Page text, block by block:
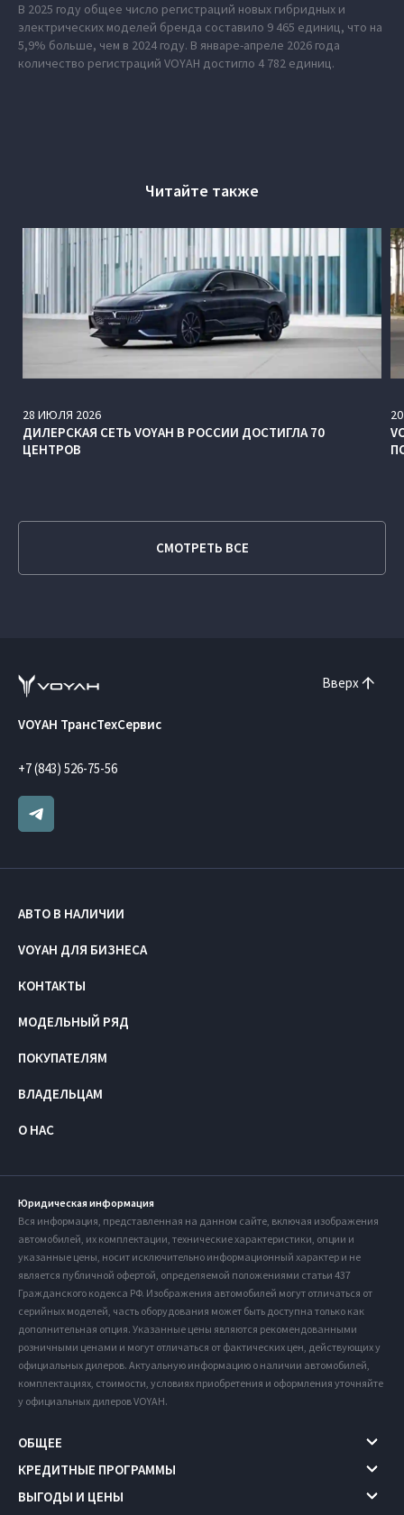
В 2025 году общее число регистраций новых гибридных и
электрических моделей бренда составило 9 465 единиц, что на
5,9% больше, чем в 2024 году. В январе-апреле 2026 года
количество регистраций VOYAH достигло 4 782 единиц.
Читайте также
28 ИЮЛЯ 2026
ДИЛЕРСКАЯ СЕТЬ VOYAH В РОССИИ ДОСТИГЛА 70
ЦЕНТРОВ
20
СМОТРЕТЬ ВСЕ
Вверх
VOYAH ТрансТехСервис
+7 (843) 526-75-56
АВТО В НАЛИЧИИ
VOYAH ДЛЯ БИЗНЕСА
КОНТАКТЫ
МОДЕЛЬНЫЙ РЯД
ПОКУПАТЕЛЯМ
ВЛАДЕЛЬЦАМ
О НАС
Юридическая информация
Вся информация, представленная на данном сайте, включая изображения
автомобилей, их комплектации, технические характеристики, опции и
указанные цены, носит исключительно информационный характер и не
является публичной офертой, определяемой положениями статьи 437
Гражданского кодекса РФ. Изображения автомобилей могут отличаться от
серийных моделей, часть оборудования может быть доступна только как
дополнительная опция. Указанные цены являются рекомендованными
розничными ценами и могут отличаться от фактических цен, действующих у
официальных дилеров. Актуальную информацию о наличии автомобилей,
комплектациях, стоимости, условиях приобретения и оформления уточняйте
у официальных дилеров VOYAH.
ОБЩЕЕ
КРЕДИТНЫЕ ПРОГРАММЫ
ВЫГОДЫ И ЦЕНЫ